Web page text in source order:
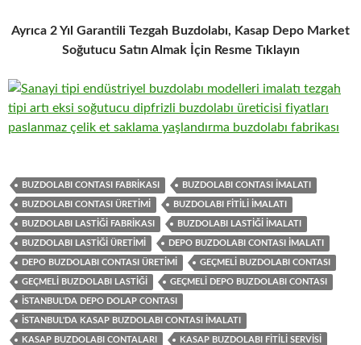
Ayrıca 2 Yıl Garantili Tezgah Buzdolabı, Kasap Depo Market
Soğutucu Satın Almak İçin Resme Tıklayın
BUZDOLABI CONTASI FABRIKASI BUZDOLABI CONTASI IMALATI
BUZDOLABI CONTASI ÜRETIMI BUZDOLABI FITILI IMALATI
BUZDOLABI LASTIĞI FABRIKASI BUZDOLABI LASTIĞI IMALATI
BUZDOLABI LASTIĞI ÜRETIMI DEPO BUZDOLABI CONTASI IMALATI
DEPO BUZDOLABI CONTASI ÜRETIMI GEÇMELI BUZDOLABI CONTASI
GEÇMELI BUZDOLABI LASTIĞI GEÇMELI DEPO BUZDOLABI CONTASI
İSTANBUL'DA DEPO DOLAP CONTASI
İSTANBUL'DA KASAP BUZDOLABI CONTASI IMALATI
KASAP BUZDOLABI CONTALARI KASAP BUZDOLABI FITILI SERVISI